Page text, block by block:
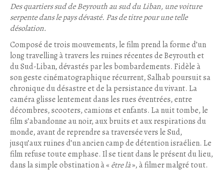
Des quartiers sud de Beyrouth au sud du Liban, une voiture
serpente dans le pays dévasté. Pas de titre pour une telle
désolation.
Composé de trois mouvements, le film prend la forme d’un
long travelling à travers les ruines récentes de Beyrouth et
du Sud-Liban, dévastés par les bombardements. Fidèle à
son geste cinématographique récurrent, Salhab poursuit sa
chronique du désastre et de la persistance du vivant. La
caméra glisse lentement dans les rues éventrées, entre
décombres, scooters, camions et enfants. La nuit tombe, le
film s’abandonne au noir, aux bruits et aux respirations du
monde, avant de reprendre sa traversée vers le Sud,
jusqu’aux ruines d’un ancien camp de détention israélien. Le
film refuse toute emphase. Il se tient dans le présent du lieu,
dans la simple obstination à « être là», à filmer malgré tout.